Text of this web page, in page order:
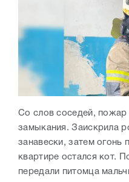
Со слов соседей, пожар
замыкания. Заискрила
занавески, затем огонь
квартире остался кот.
передали питомца